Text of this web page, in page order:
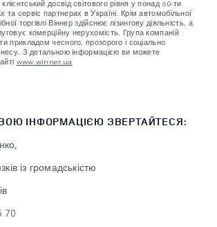
досвід світового рівня у понад 60-ти
та сервіс партнерах в Україні. Крім автомобільної
торгівлі Віннер здійснює лізингову діяльність, а
комерційну нерухомість. Група компаній
прикладом чесного, прозорого і соціально
З детальною інформацією ви можете
www.winner.ua
ІНФОРМАЦІЄЮ ЗВЕРТАЙТЕСЯ:
із громадськістю
70